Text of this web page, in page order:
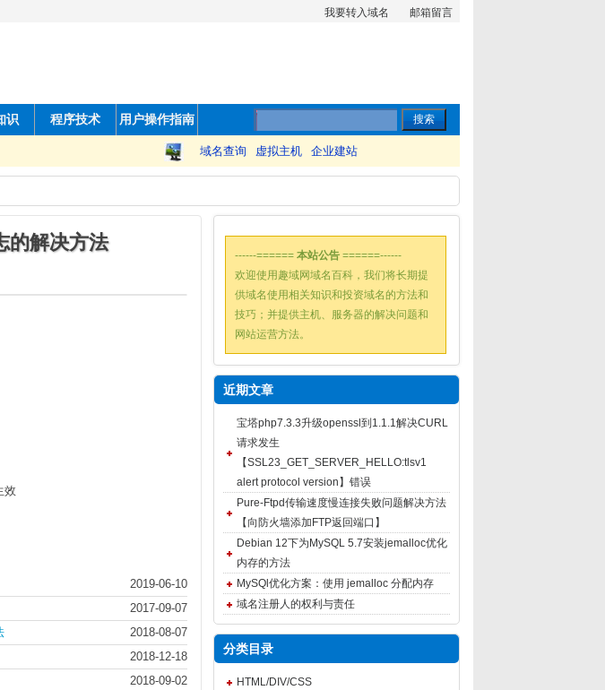
我要转入域名 邮箱留言
识 程序技术 用户操作指南
域名查询 虚拟主机 企业建站
的解决方法
效
2019-06-10
2017-09-07
2018-08-07
2018-12-18
2018-09-02
------====== 本站公告 ======------
欢迎使用趣域网域名百科，我们将长期提
供域名使用相关知识和投资域名的方法和
技巧；并提供主机、服务器的解决问题和
网站运营方法。
近期文章
宝塔php7.3.3升级openssl到1.1.1解决CURL
请求发生
【SSL23_GET_SERVER_HELLO:tlsv1
alert protocol version】错误
Pure-Ftpd传输速度慢连接失败问题解决方法
【向防火墙添加FTP返回端口】
Debian 12下为MySQL 5.7安装jemalloc优化
内存的方法
MySQl优化方案：使用 jemalloc 分配内存
域名注册人的权利与责任
分类目录
HTML/DIV/CSS